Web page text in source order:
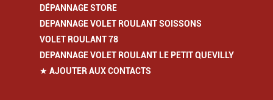
DÉPANNAGE STORE
DEPANNAGE VOLET ROULANT SOISSONS
VOLET ROULANT 78
DEPANNAGE VOLET ROULANT LE PETIT QUEVILLY
★ AJOUTER AUX CONTACTS